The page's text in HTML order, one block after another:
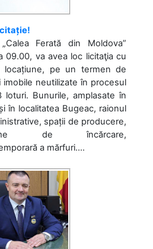
Ferată din Moldova”
09.00, va avea loc licitaţia cu
locațiune, pe un termen de
imobile neutilizate în procesul
Bunurile, amplasate în
în localitatea Bugeac, raionul
spații de producere,
de încărcare,
a mărfuri....